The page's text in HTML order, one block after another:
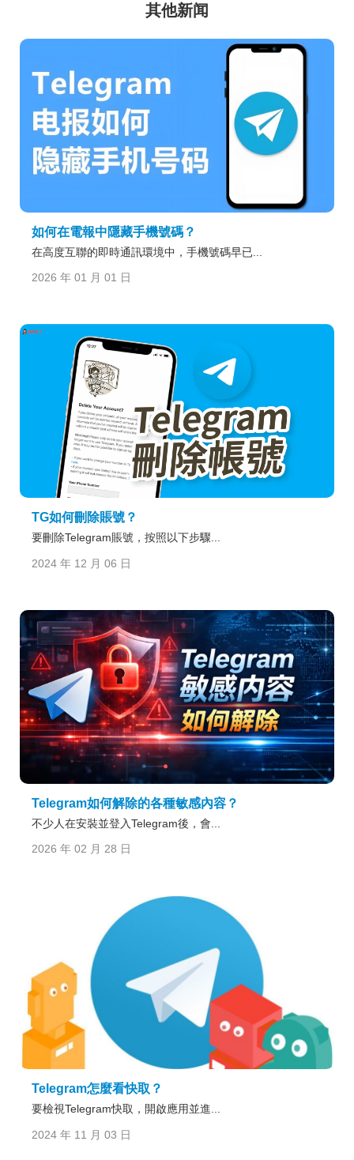
其他新闻
如何在電報中隱藏手機號碼？
在高度互聯的即時通訊環境中，手機號碼早已...
2026 年 01 月 01 日
TG如何刪除賬號？
要刪除Telegram賬號，按照以下步驟...
2024 年 12 月 06 日
Telegram如何解除的各種敏感內容？
不少人在安裝並登入Telegram後，會...
2026 年 02 月 28 日
Telegram怎麼看快取？
要檢視Telegram快取，開啟應用並進...
2024 年 11 月 03 日